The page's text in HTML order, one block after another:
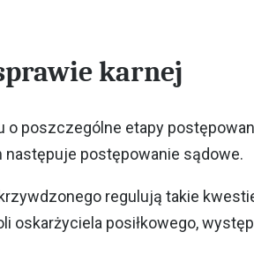
karnej
poszczególne etapy
postępowanie sądowe.
regulują takie
oskarżyciela posiłkowego,